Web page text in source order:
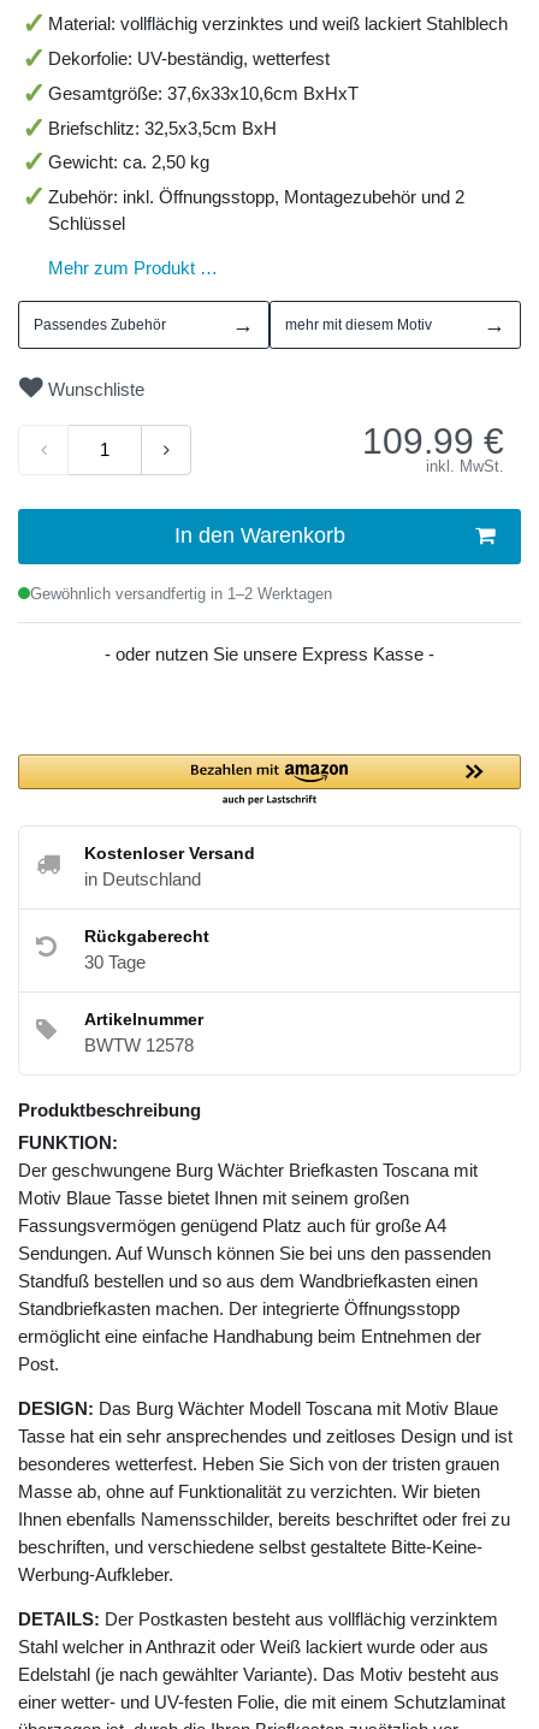
Material: vollflächig verzinktes und weiß lackiert Stahlblech
Dekorfolie: UV-beständig, wetterfest
Gesamtgröße: 37,6x33x10,6cm BxHxT
Briefschlitz: 32,5x3,5cm BxH
Gewicht: ca. 2,50 kg
Zubehör: inkl. Öffnungsstopp, Montagezubehör und 2
Schlüssel
Mehr zum Produkt …
Passendes Zubehör → mehr mit diesem Motiv →
Wunschliste
109.99 €
inkl. MwSt.
In den Warenkorb
Gewöhnlich versandfertig in 1–2 Werktagen
- oder nutzen Sie unsere Express Kasse -
Kostenloser Versand
in Deutschland
Rückgaberecht
30 Tage
Artikelnummer
BWTW 12578
Produktbeschreibung
FUNKTION:
Der geschwungene Burg Wächter Briefkasten Toscana mit
Motiv Blaue Tasse bietet Ihnen mit seinem großen
Fassungsvermögen genügend Platz auch für große A4
Sendungen. Auf Wunsch können Sie bei uns den passenden
Standfuß bestellen und so aus dem Wandbriefkasten einen
Standbriefkasten machen. Der integrierte Öffnungsstopp
ermöglicht eine einfache Handhabung beim Entnehmen der
Post.
DESIGN: Das Burg Wächter Modell Toscana mit Motiv Blaue
Tasse hat ein sehr ansprechendes und zeitloses Design und ist
besonderes wetterfest. Heben Sie Sich von der tristen grauen
Masse ab, ohne auf Funktionalität zu verzichten. Wir bieten
Ihnen ebenfalls Namensschilder, bereits beschriftet oder frei zu
beschriften, und verschiedene selbst gestaltete Bitte-Keine-
Werbung-Aufkleber.
DETAILS: Der Postkasten besteht aus vollflächig verzinktem
Stahl welcher in Anthrazit oder Weiß lackiert wurde oder aus
Edelstahl (je nach gewählter Variante). Das Motiv besteht aus
einer wetter- und UV-festen Folie, die mit einem Schutzlaminat